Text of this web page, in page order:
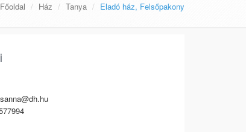
Főoldal Ház Tanya Eladó ház, Felsőpakony